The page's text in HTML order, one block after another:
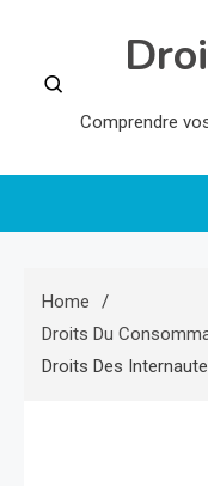
content
Comprendre
Home
Droits Du
Droits Des